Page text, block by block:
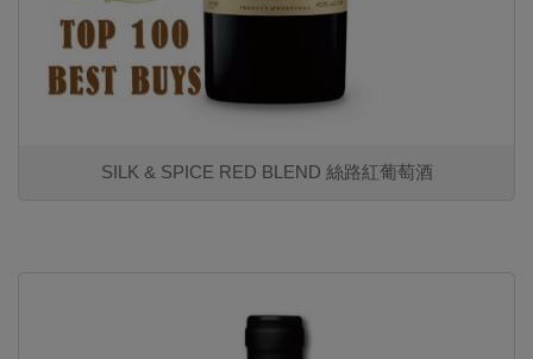
SILK & SPICE RED BLEND 絲路紅葡萄酒